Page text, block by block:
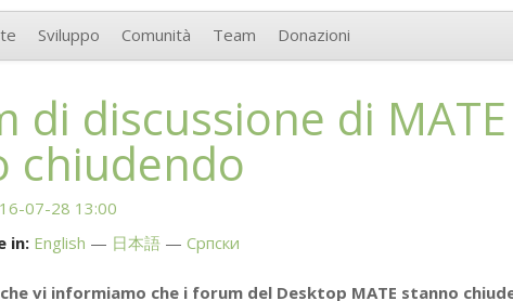
Sviluppo Comunità Team Donazioni
di discussione di MATE
chiudendo
07-28 13:00
in: English 日本語 Српски
vi informiamo che i forum del Desktop MATE stanno